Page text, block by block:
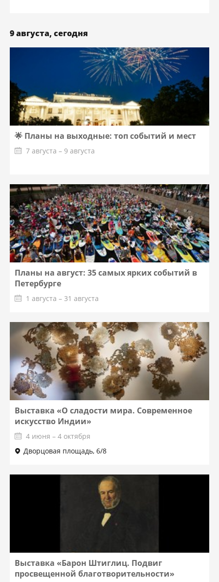
9 августа, сегодня
🌟 Планы на выходные: топ событий и мест
7 августа – 9 августа
Планы на август: 35 самых ярких событий в
Петербурге
1 августа – 31 августа
Выставка «О сладости мира. Современное
искусство Индии»
4 июня – 4 октября
Дворцовая площадь, 6/8
Выставка «Барон Штиглиц. Подвиг
просвещенной благотворительности»